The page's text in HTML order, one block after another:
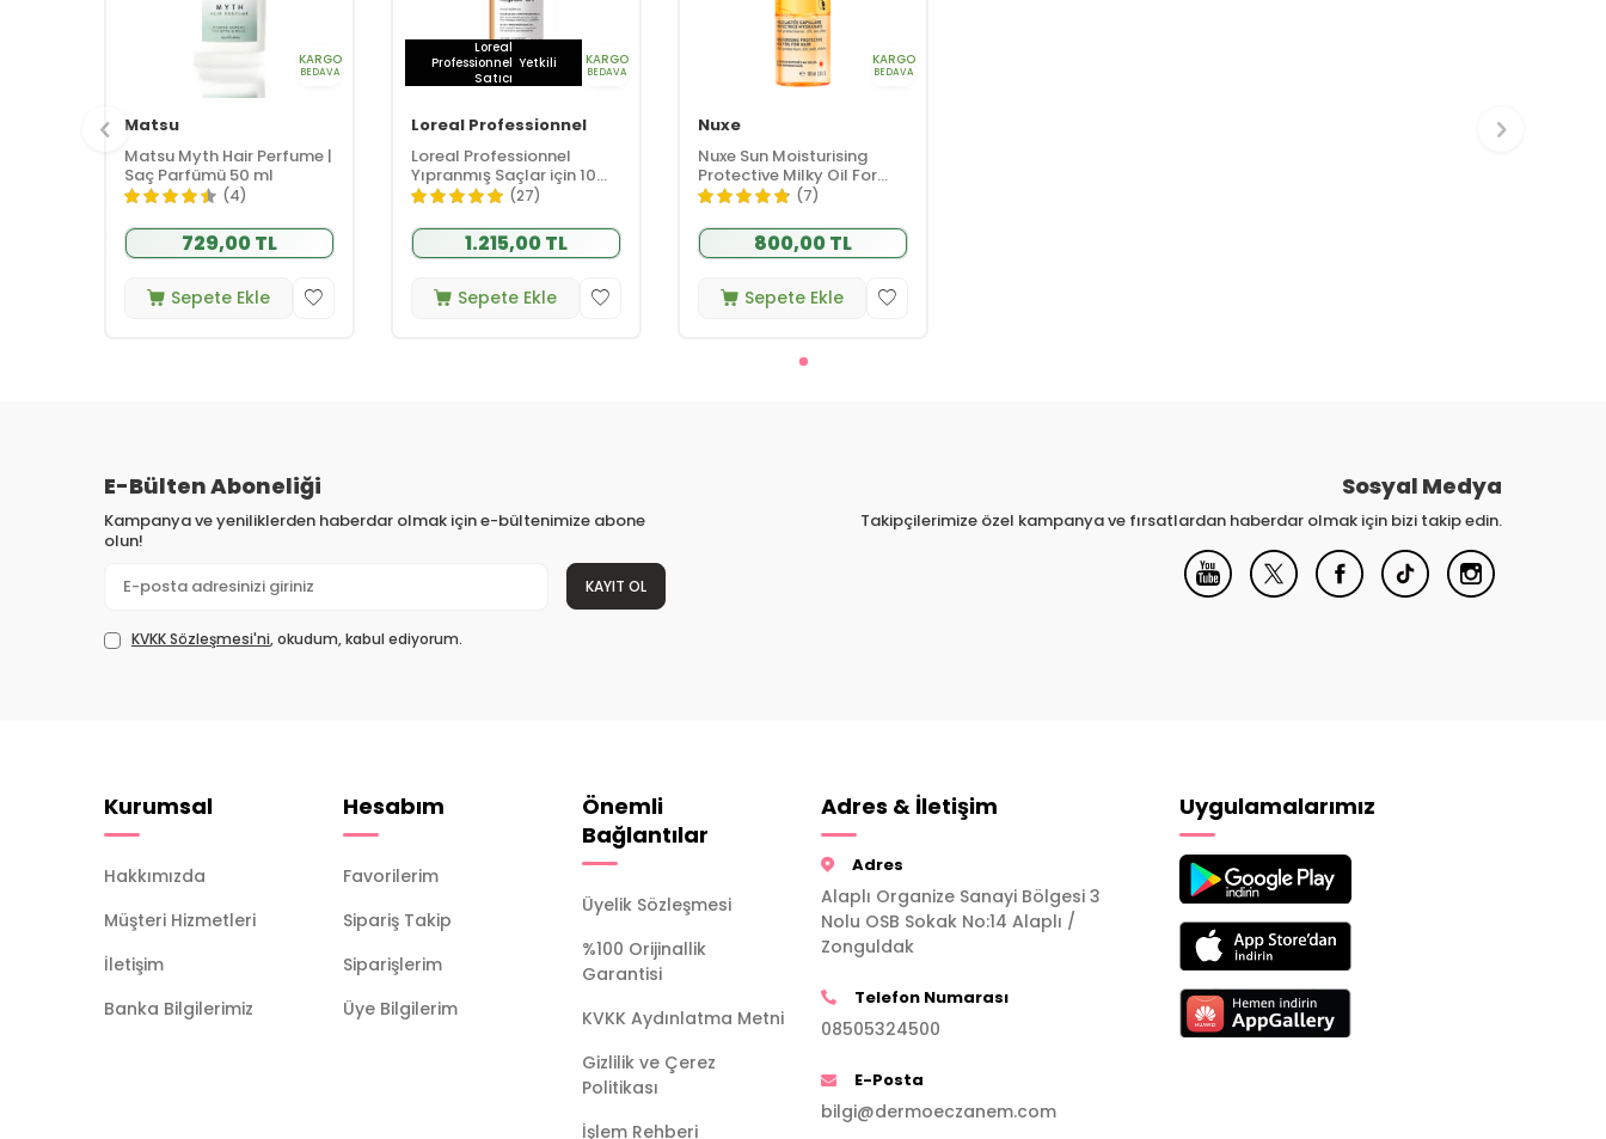
KARGO
BEDAVA
Matsu
Matsu Myth Hair Perfume |
Saç Parfümü 50 ml
(4)
729,00 TL
Sepete Ekle
Loreal
Professionnel Yetkili
Satıcı
KARGO
BEDAVA
Loreal Professionnel
Loreal Professionnel
Yıpranmış Saçlar için 10
Etkili Mucizevi Bakım Yağı
(27)
1.215,00 TL
Sepete Ekle
KARGO
BEDAVA
Nuxe
Nuxe Sun Moisturising
Protective Milky Oil For
Hair 100ml
(7)
800,00 TL
Sepete Ekle
E-Bülten Aboneliği
Kampanya ve yeniliklerden haberdar olmak için e-bültenimize abone
olun!
KAYIT OL
KVKK Sözleşmesi'ni, okudum, kabul ediyorum.
Sosyal Medya
Takipçilerimize özel kampanya ve fırsatlardan haberdar olmak için bizi takip edin.
Kurumsal
Hakkımızda
Müşteri Hizmetleri
İletişim
Banka Bilgilerimiz
Hesabım
Favorilerim
Sipariş Takip
Siparişlerim
Üye Bilgilerim
Önemli
Bağlantılar
Üyelik Sözleşmesi
%100 Orijinallik
Garantisi
KVKK Aydınlatma Metni
Gizlilik ve Çerez
Politikası
İşlem Rehberi
Adres & İletişim
Adres
Alaplı Organize Sanayi Bölgesi 3
Nolu OSB Sokak No:14 Alaplı /
Zonguldak
Telefon Numarası
08505324500
E-Posta
bilgi@dermoeczanem.com
Uygulamalarımız